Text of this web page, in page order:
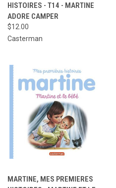
HISTOIRES - T14 - MARTINE
ADORE CAMPER
$12.00
Casterman
MARTINE, MES PREMIERES